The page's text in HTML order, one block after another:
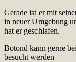
Gerade ist er mit
in neuer Umgebung
hat er geschlafen.
Botond kann gerne
besucht werden